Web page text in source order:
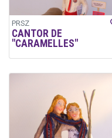
PRSZ
CANTOR DE
"CARAMELLES"